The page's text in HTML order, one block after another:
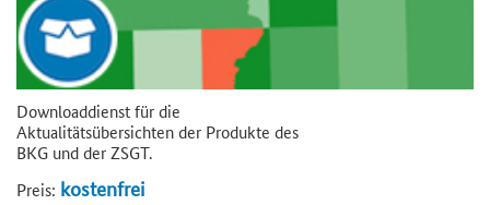
Downloaddienst für die
Aktualitätsübersichten der Produkte des
BKG und der ZSGT.
Preis: kostenfrei